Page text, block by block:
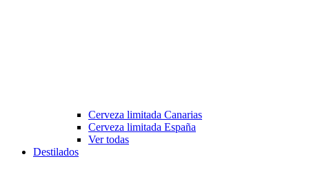
Cerveza limitada Canarias
Cerveza limitada España
Ver todas
Destilados